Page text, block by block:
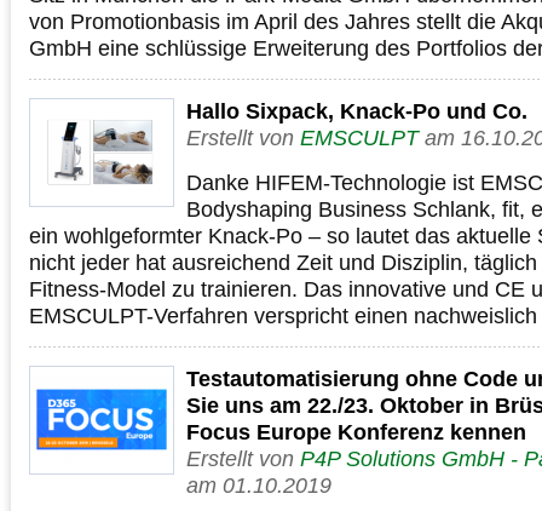
von Promotionbasis im April des Jahres stellt die
GmbH eine schlüssige Erweiterung des Portfolios
Hallo Sixpack, Knack-Po und Co.
Erstellt von EMSCULPTam
Danke HIFEM-Technologie ist
Bodyshaping Business Schlank, fit,
ein wohlgeformter Knack-Po – so lautet das aktuelle
nicht jeder hat ausreichend Zeit und Disziplin,
Fitness-Model zu trainieren. Das innovative und CE
EMSCULPT-Verfahren verspricht einen
Testautomatisierung ohne Code
Sie uns am 22./23. Oktober in
Focus Europe Konferenz kennen
Erstellt von P4P Solutions GmbH -
am 01.10.2019